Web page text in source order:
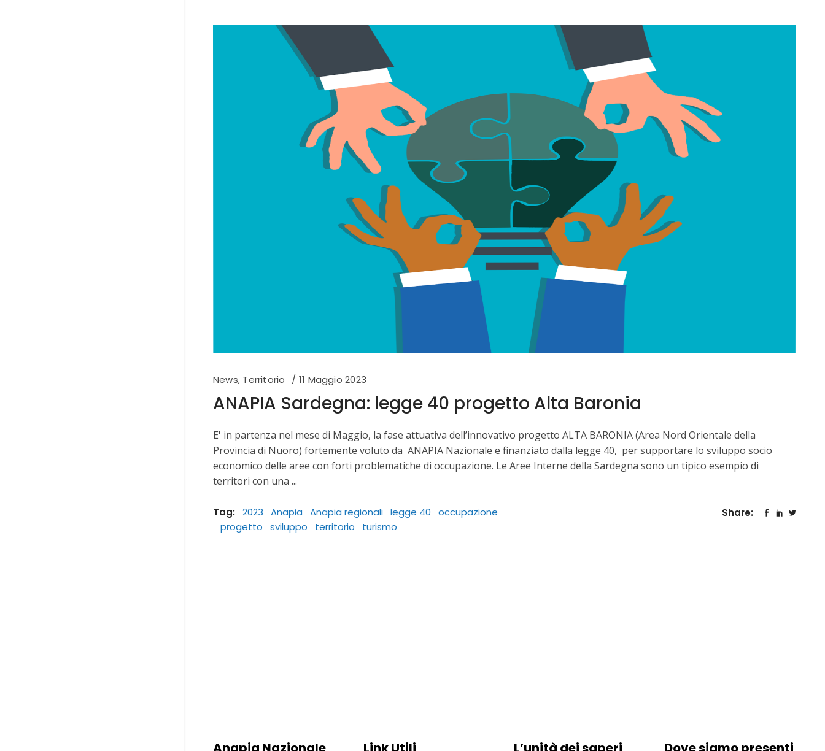
News, Territorio 11 Maggio 2023
ANAPIA Sardegna: legge 40 progetto Alta Baronia
E' in partenza nel mese di Maggio, la fase attuativa dell’innovativo progetto ALTA BARONIA (Area Nord Orientale della
Provincia di Nuoro) fortemente voluto da ANAPIA Nazionale e finanziato dalla legge 40, per supportare lo sviluppo socio
economico delle aree con forti problematiche di occupazione. Le Aree Interne della Sardegna sono un tipico esempio di
territori con una
Tag: 2023 Anapia Anapia regionali legge 40
occupazione
progetto
sviluppo territorio turismo
Share: